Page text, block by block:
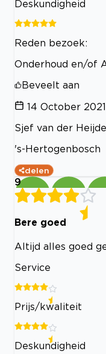
Deskundigheid
Reden bezoek:
Onderhoud en/of
Beveelt aan
14 October 2021
Sjef van der
's-Hertogenbosch
delen
9
Bere goed
Altijd alles goed
Service
Prijs/kwaliteit
Deskundigheid